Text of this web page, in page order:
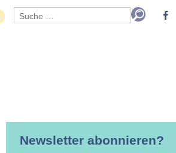
Newsletter abonnieren?